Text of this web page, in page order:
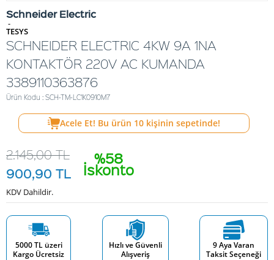
Schneider Electric
-
TESYS
SCHNEIDER ELECTRIC 4KW 9A 1NA
KONTAKTÖR 220V AC KUMANDA
3389110363876
Ürün Kodu : SCH-TM-LC1K0910M7
Acele Et! Bu ürün 10 kişinin sepetinde!
%58
İskonto
2.145,00TL
900,90 TL
KDV Dahildir.
5000 TL üzeri
Kargo Ücretsiz
Hızlı ve Güvenli
Alışveriş
9 Aya Varan
Taksit Seçeneği